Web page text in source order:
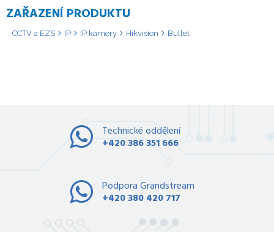
ZAŘAZENÍ PRODUKTU
CCTV a EZS IP IP kamery Hikvision Bullet
Technické oddělení
+420 386 351 666
Podpora Grandstream
+420 380 420 717